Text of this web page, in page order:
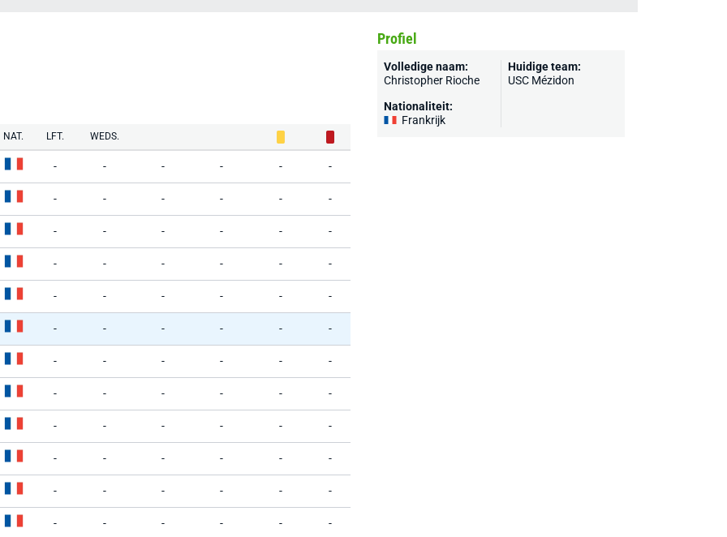
NAT. LFT. WEDS.
- - - - - -
- - - - - -
- - - - - -
- - - - - -
- - - - - -
- - - - - -
- - - - - -
- - - - - -
- - - - - -
- - - - - -
- - - - - -
- - - - - -
Profiel
Volledige naam:
Christopher Rioche
Nationaliteit:
Frankrijk
Huidige team:
USC Mézidon